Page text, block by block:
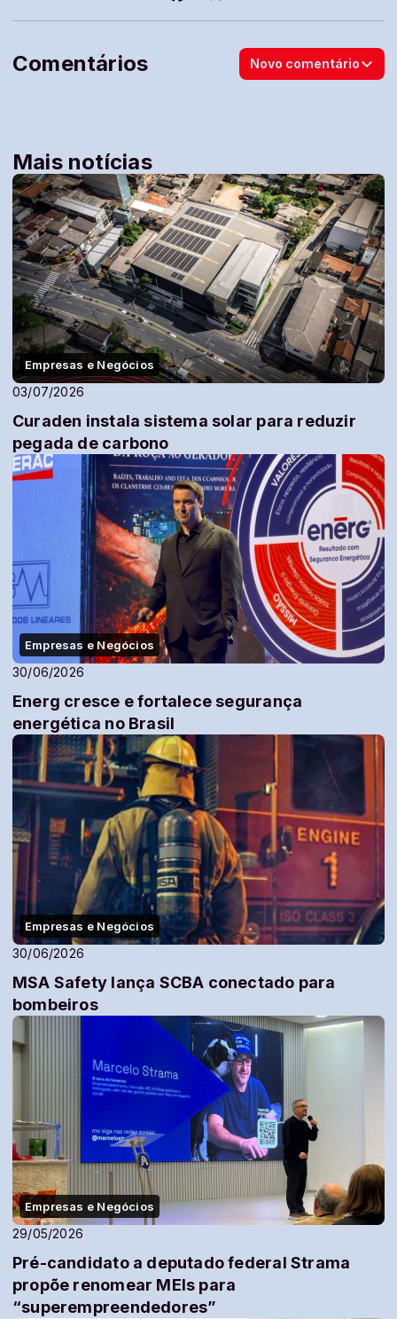
Comentários Novo comentário
Mais notícias
Empresas e Negócios
03/07/2026
Curaden instala sistema solar para reduzir
pegada de carbono
Empresas e Negócios
30/06/2026
Energ cresce e fortalece segurança
energética no Brasil
Empresas e Negócios
30/06/2026
MSA Safety lança SCBA conectado para
bombeiros
Empresas e Negócios
29/05/2026
Pré-candidato a deputado federal Strama
propõe renomear MEIs para
“superempreendedores”